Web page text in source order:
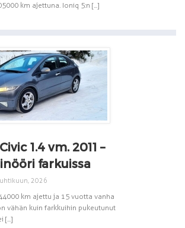
000 km ajettuna. Ioniq 5:n [...]
1.4 vm. 2011 –
farkuissa
2026
000 km ajettu ja 15 vuotta vanha
vähän kuin farkkuihin pukeutunut
[...]